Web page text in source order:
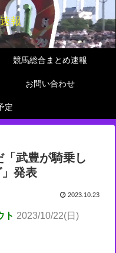
報
競馬総合まとめ速報
お問い合わせ
定
「武豊が騎乗し
発表
2023.10.23
ト 2023/10/22(日)